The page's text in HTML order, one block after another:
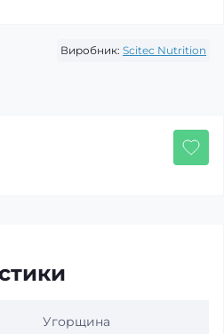
Виробник: Scitec Nutrition
Угорщина